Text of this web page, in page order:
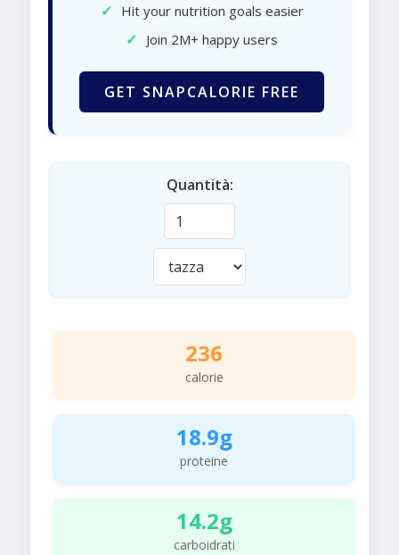
✓ Hit your nutrition goals easier
✓ Join 2M+ happy users
GET SNAPCALORIE FREE
Quantità:
236
calorie
18.9g
proteine
14.2g
carboidrati